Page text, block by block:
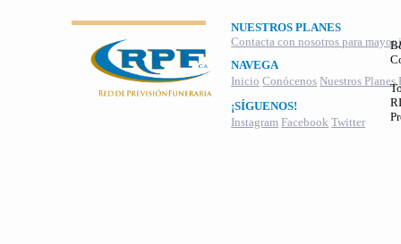
NUESTROS PLANES
Contacta con nosotros para
NAVEGA
Inicio Conócenos Nuestros Planes
¡SÍGUENOS!
Instagram Facebook Twitter